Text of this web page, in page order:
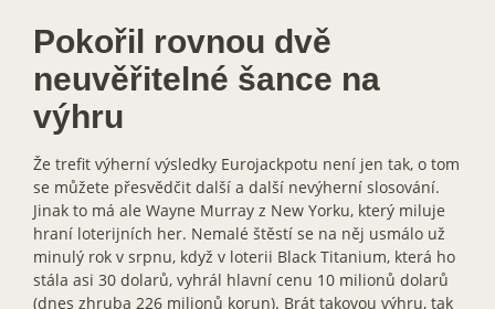
Pokořil rovnou dvě
neuvěřitelné šance na
výhru
Že trefit výherní výsledky Eurojackpotu není jen tak, o tom
se můžete přesvědčit další a další nevýherní slosování.
Jinak to má ale Wayne Murray z New Yorku, který miluje
hraní loterijních her. Nemalé štěstí se na něj usmálo už
minulý rok v srpnu, když v loterii Black Titanium, která ho
stála asi 30 dolarů, vyhrál hlavní cenu 10 milionů dolarů
(dnes zhruba 226 milionů korun). Brát takovou výhru, tak